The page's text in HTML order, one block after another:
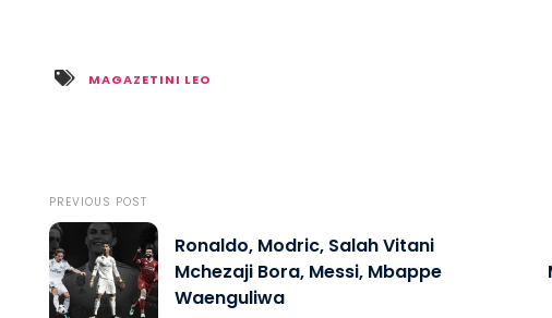
MAGAZETINI LEO
PREVIOUS POST
Ronaldo, Modric, Salah Vitani
Mchezaji Bora, Messi, Mbappe
Waenguliwa